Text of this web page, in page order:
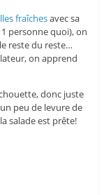
fraîchesavec sa
personne quoi), on
reste du reste…
on apprend
donc juste
peu de levure de
salade est prête!